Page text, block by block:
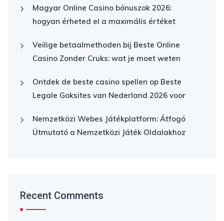
Magyar Online Casino bónuszok 2026:
hogyan érheted el a maximális értéket
Veilige betaalmethoden bij Beste Online
Casino Zonder Cruks: wat je moet weten
Ontdek de beste casino spellen op Beste
Legale Goksites van Nederland 2026 voor
Nemzetközi Webes Játékplatform: Átfogó
Útmutató a Nemzetközi Játék Oldalakhoz
Recent Comments